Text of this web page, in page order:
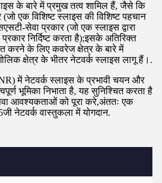
के बारे में प्रमुख तत्व शामिल हैं, जैसे कि
एक विशिष्ट स्लाइस की विशिष्ट पहचान
सेवा प्रकार (जो एक स्लाइस द्वारा
निर्दिष्ट करता है);इसके अतिरिक्त
करने के लिए कवरेज क्षेत्र के बारे में
क्षेत्र के भीतर नेटवर्क स्लाइस लागू हैं।.
में नेटवर्क स्लाइस के प्रभावी चयन और
भूमिका निभाता है, यह सुनिश्चित करता है
आवश्यकताओं को पूरा करे,अंततः एक
नेटवर्क वास्तुकला में योगदान.